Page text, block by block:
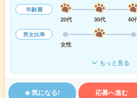
年齢層
20代
30代 40
男女比率
女性
もっと見る
気になる! 応募へ進む